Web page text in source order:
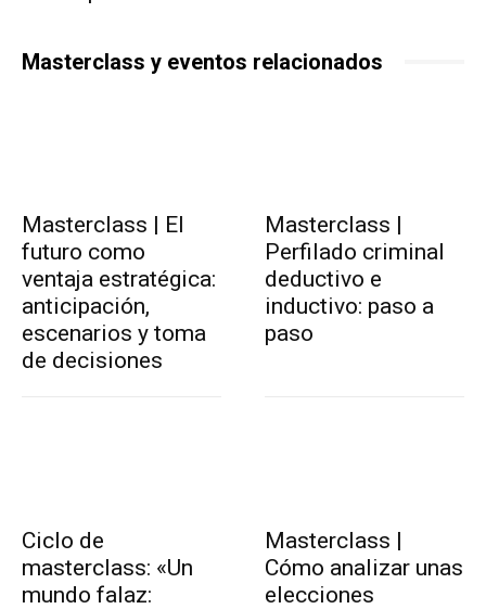
Masterclass y eventos relacionados
Masterclass | El
futuro como
ventaja estratégica:
anticipación,
escenarios y toma
de decisiones
Masterclass |
Perfilado criminal
deductivo e
inductivo: paso a
paso
Ciclo de
masterclass: «Un
mundo falaz:
Masterclass |
Cómo analizar unas
elecciones